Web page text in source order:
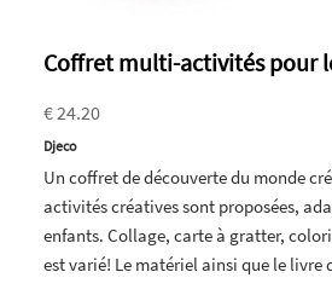
Coffret multi-activités pour
€ 24.20
Djeco
Un coffret de découverte du monde
activités créatives sont proposées,
enfants. Collage, carte à gratter,
est varié! Le matériel ainsi que le